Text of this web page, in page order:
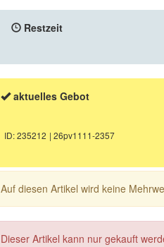
Restzeit
aktuelles Gebot
ID: 235212 | 26pv1111-2357
Auf diesen Artikel wird keine
Dieser Artikel kann nur gekauft